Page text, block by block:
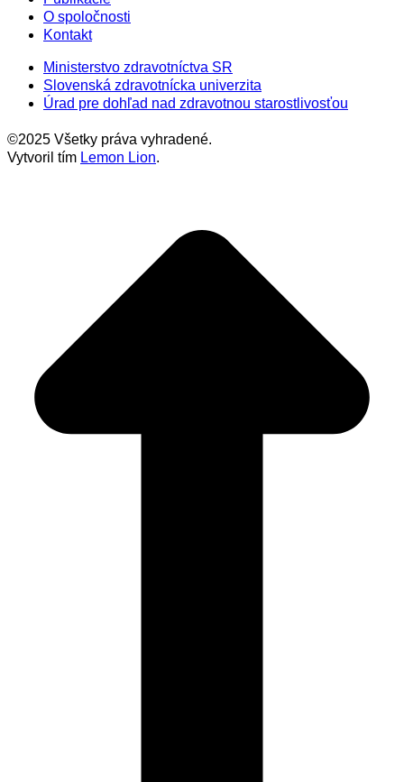
O spoločnosti
Kontakt
Ministerstvo zdravotníctva SR
Slovenská zdravotnícka univerzita
Úrad pre dohľad nad zdravotnou starostlivosťou
©2025 Všetky práva vyhradené.
Vytvoril tím Lemon Lion.